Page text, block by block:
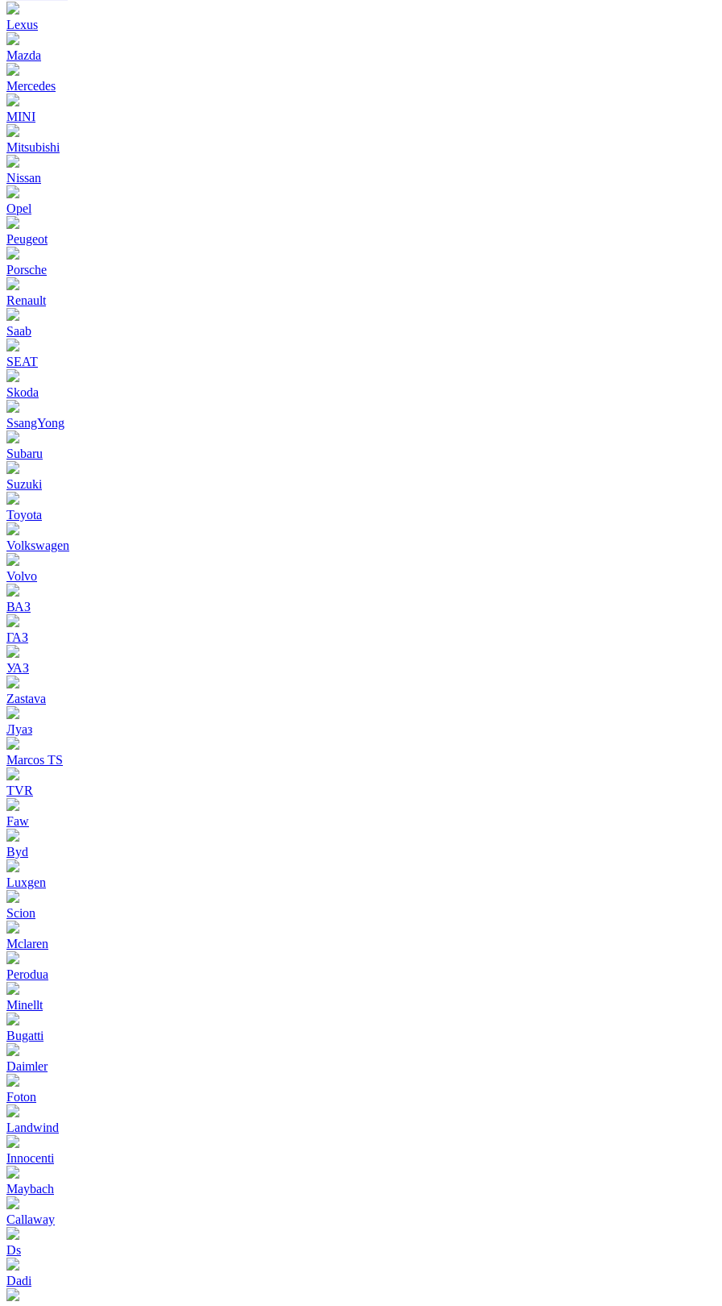
Lexus
Mazda
Mercedes
MINI
Mitsubishi
Nissan
Opel
Peugeot
Porsche
Renault
Saab
SEAT
Skoda
SsangYong
Subaru
Suzuki
Toyota
Volkswagen
Volvo
ВАЗ
ГАЗ
УАЗ
Zastava
Луаз
Marcos TS
TVR
Faw
Byd
Luxgen
Scion
Mclaren
Perodua
Minellt
Bugatti
Daimler
Foton
Landwind
Innocenti
Maybach
Callaway
Ds
Dadi